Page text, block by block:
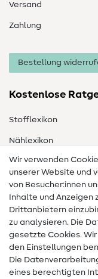
Versand
Zahlung
Bestellung
Kostenlose
Stofflexikon
Nählexikon
Nähanleitungen
Hilfe & Kontakt
Kontakt
Infos zum
Widerrufsrecht
Wir verwenden
unserer Website und
von Besucher:innen
Inhalte und Anzeigen
Drittanbietern
zu analysieren. Die
gesetzte Cookies.
den Einstellungen
Die
eines berechtigten